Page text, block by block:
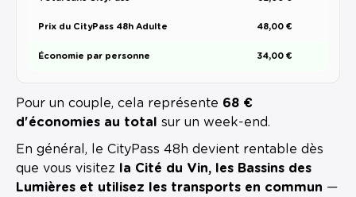
Prix du CityPass 48h Adulte 48,00 €
Économie par personne 34,00 €
Pour un couple, cela représente 68 €
d'économies au total
sur un week-end.
En général, le CityPass 48h devient rentable dès
que vous visitez
la Cité du Vin, les Bassins des
Lumières et utilisez les transports en commun —